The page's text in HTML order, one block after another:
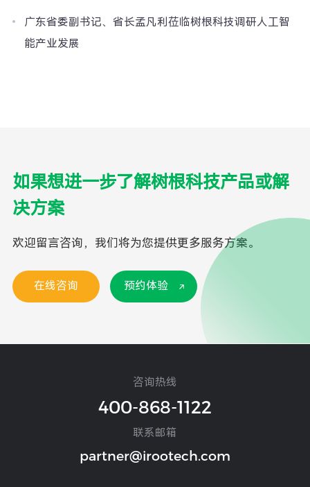
广东省委副书记、省长孟凡利莅临树根科技调研人工智
能产业发展
如果想进一步了解树根科技产品或解
决方案
欢迎留言咨询，我们将为您提供更多服务方案。
在线咨询 预约体验
咨询热线
400-868-1122
联系邮箱
partner@irootech.com